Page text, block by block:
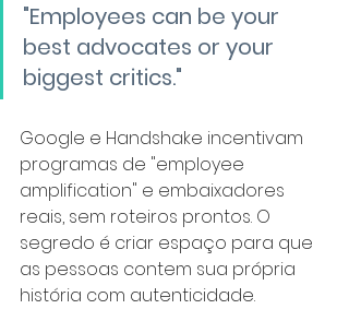
"Employees can be your
best advocates or your
biggest critics."
Google e Handshake incentivam
programas de "employee
amplification" e embaixadores
reais, sem roteiros prontos. O
segredo é criar espaço para que
as pessoas contem sua própria
história com autenticidade.